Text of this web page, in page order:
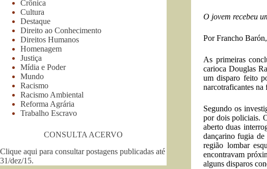
O jovem recebeu
Por Francho
As primeiras
carioca Douglas
um disparo feito
narcotraficantes na
Segundo os
por dois policiais.
aberto duas
dançarino fugia de
região lombar
encontravam
alguns disparos
Crônica
Cultura
Destaque
Direito ao Conhecimento
Direitos Humanos
Homenagem
Justiça
Mídia e Poder
Mundo
Racismo
Racismo Ambiental
Reforma Agrária
Trabalho Escravo
CONSULTA ACERVO
Clique aqui para consultar postagens publicadas até
31/dez/15.